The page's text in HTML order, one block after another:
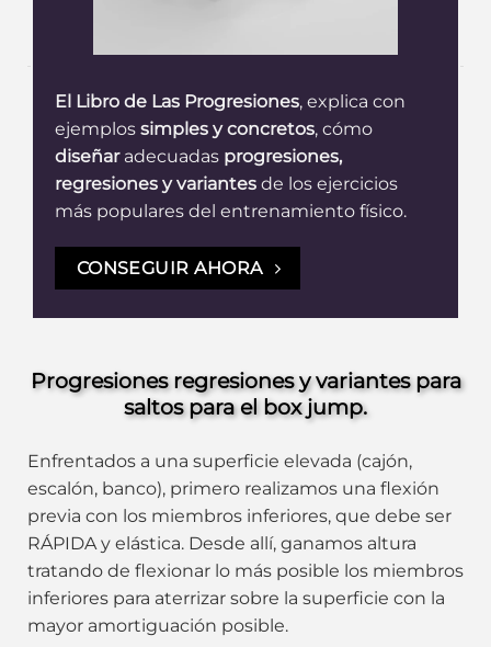
El Libro de Las Progresiones, explica con
ejemplos simples y concretos, cómo
diseñaradecuadas progresiones,
regresiones y variantes de los ejercicios
más populares del entrenamiento físico.
CONSEGUIR AHORA
Progresiones regresiones y variantes para
saltos para el box jump.
Enfrentados a una superficie elevada (cajón,
escalón, banco), primero realizamos una flexión
previa con los miembros inferiores, que debe ser
RÁPIDA y elástica. Desde allí, ganamos altura
tratando de flexionar lo más posible los miembros
inferiores para aterrizar sobre la superficie con la
mayor amortiguación posible.